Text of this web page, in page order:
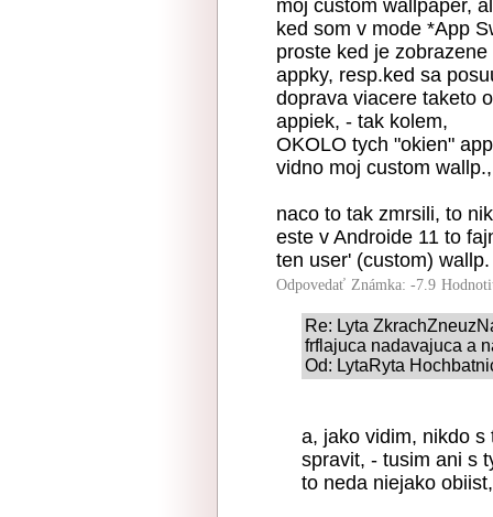
moj custom wallpaper,
ked som v mode *App
proste ked je
appky, resp.ked sa
doprava viacere taketo
appiek, - tak kolem,
OKOLO tych "okien"
vidno moj custom
naco to tak zmrsili, to
este v Androide 11 to
ten user' (custom) wallp.
Odpovedať Známka: -7.9
Re: Lyta
frflajuca nadavajuca a
Od: LytaRyta
a, jako vidim, nikdo
spravit, - tusim ani s
to neda niejako